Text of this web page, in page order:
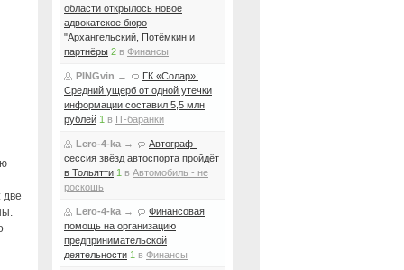
две
области открылось новое
адвокатское бюро
"Архангельский, Потёмкин и
партнёры 2 в Финансы
PINGvin →
ГК «Солар»:
Средний ущерб от одной утечки
информации составил 5,5 млн
рублей 1 в IT-баранки
Lero-4-ka →
Автограф-
сессия звёзд автоспорта пройдёт
в Тольятти 1 в Автомобиль - не
роскошь
Lero-4-ka →
Финансовая
помощь на организацию
предпринимательской
деятельности 1 в Финансы